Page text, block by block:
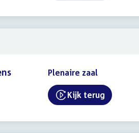
Plenaire zaal
Kijk terug